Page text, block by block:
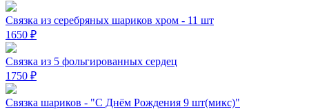
Связка из серебряных шариков хром - 11 шт
1650 ₽
Связка из 5 фольгированных сердец
1750 ₽
Связка шариков - "С Днём Рождения 9 шт(микс)"